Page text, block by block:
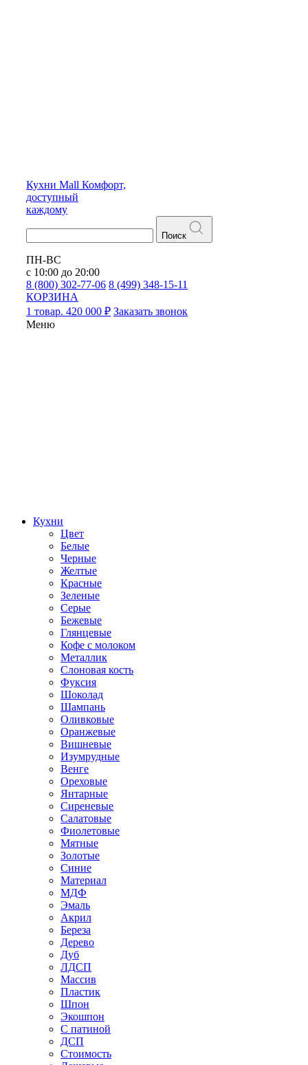
Кухни Mall Комфорт,
доступный
каждому
Поиск
ПН-ВС
с 10:00 до 20:00
8 (800) 302-77-06 8 (499) 348-15-11
КОРЗИНА
1 товар. 420 000 ₽ Заказать звонок
Меню
Кухни
Цвет
Белые
Черные
Желтые
Красные
Зеленые
Серые
Бежевые
Глянцевые
Кофе с молоком
Металлик
Слоновая кость
Фуксия
Шоколад
Шампань
Оливковые
Оранжевые
Вишневые
Изумрудные
Венге
Ореховые
Янтарные
Сиреневые
Салатовые
Фиолетовые
Мятные
Золотые
Синие
Материал
МДФ
Эмаль
Акрил
Береза
Дерево
Дуб
ЛДСП
Массив
Пластик
Шпон
Экошпон
С патиной
ДСП
Стоимость